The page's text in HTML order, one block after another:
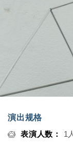
演出规格
表演人数：
1